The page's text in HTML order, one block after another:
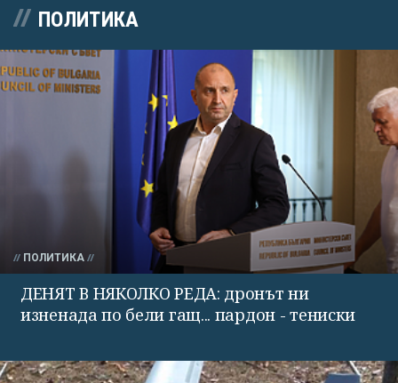
ПОЛИТИКА
ПОЛИТИКА
ДЕНЯТ В НЯКОЛКО РЕДА: дронът ни
изненада по бели гащ... пардон - тениски